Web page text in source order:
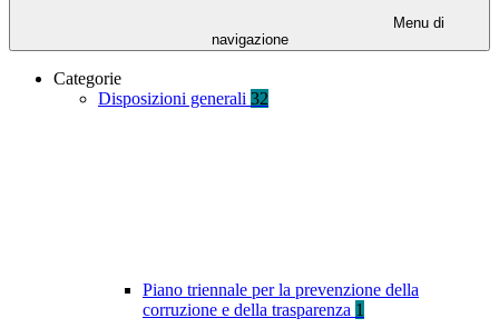
Menu di
navigazione
Categorie
Disposizioni generali 32
Piano triennale per la prevenzione della
corruzione e della trasparenza 1